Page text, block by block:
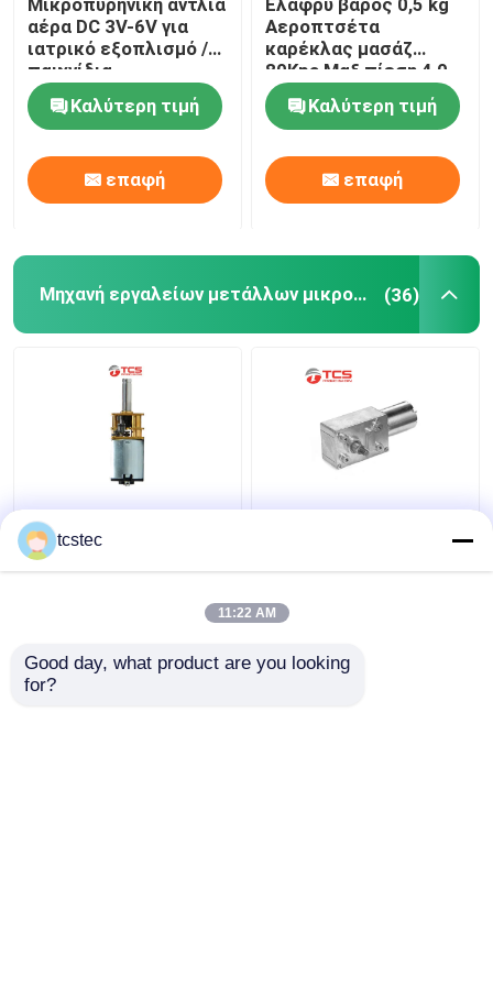
αέρα DC 3V-6V για
ιατρικό εξοπλισμό /
παιχνίδια
Καλύτερη τιμή
επαφή
Αεροπτσέτα
καρέκλας μασάζ
80Kpa Μαξ πίεση 4,0 ~
6,5L/Min
Καλύτερη τιμή
επαφή
Μηχανή εργαλείων μετάλλων μικροϋπολογιστών (36)
Έξυπνο συνεχές
ρεύμα 12V μηχανών
0.07A εργαλείων
Κάθετο πλανητικό
μηχανών εργαλείων
σκουληκιών που
tcstec
11:22 AM
Good day, what product are you looking
for?